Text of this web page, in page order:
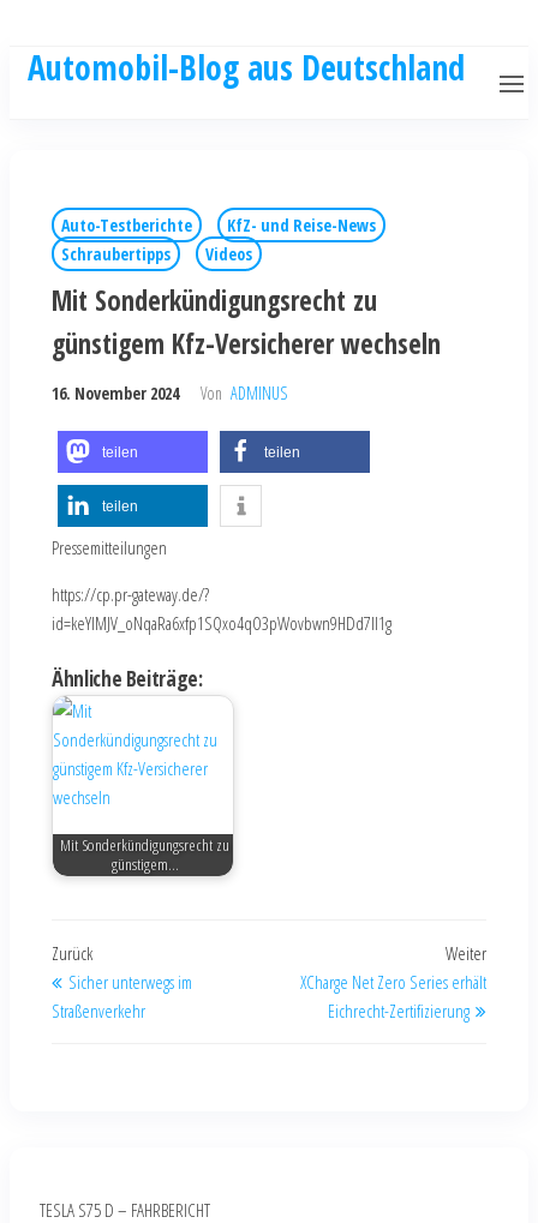
Automobil-Blog aus Deutschland
Auto-Testberichte
KfZ- und Reise-News
Schraubertipps
Videos
Mit Sonderkündigungsrecht zu
günstigem Kfz-Versicherer wechseln
16. November 2024 Von ADMINUS
teilen teilen
teilen
Pressemitteilungen
https://cp.pr-gateway.de/?
id=keYlMJV_oNqaRa6xfp1SQxo4qO3pWovbwn9HDd7Il1g
Ähnliche Beiträge:
Mit Sonderkündigungsrecht zu
günstigem…
Zurück
Sicher unterwegs im
Straßenverkehr
Weiter
XCharge Net Zero Series erhält
Eichrecht-Zertifizierung
TESLA S75 D – FAHRBERICHT